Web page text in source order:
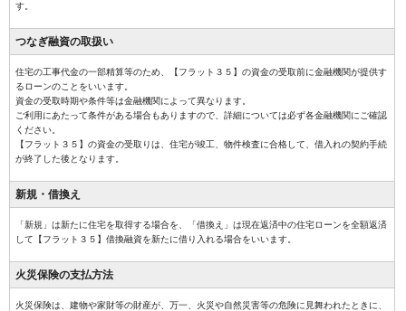
す。
つなぎ融資の取扱い
住宅の工事代金の一部精算等のため、【フラット３５】の資金の受取前に金融機関が提供す
るローンのことをいいます。
資金の受取時期や条件等は金融機関によって異なります。
ご利用にあたって条件がある場合もありますので、詳細については必ず各金融機関にご確認
ください。
【フラット３５】の資金の受取りは、住宅が竣工、物件検査に合格して、借入れの契約手続
が終了した後となります。
新規・借換え
「新規」は新たに住宅を取得する場合を、「借換え」は現在返済中の住宅ローンを全額返済
して【フラット３５】借換融資を新たに借り入れる場合をいいます。
火災保険の支払方法
火災保険は、建物や家財等の財産が、万一、火災や自然災害等の危険に見舞われたときに、